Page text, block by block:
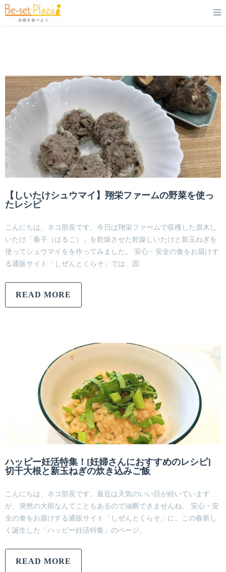
【しいたけシュウマイ】翔栄ファームの野菜を使っ
たレシピ
こんにちは、ネコ部長です。今日は翔栄ファームで収穫した原木し
いたけ「春子（はるこ）」を乾燥させた乾燥しいたけと新玉ねぎを
使ってシュウマイをを作ってみました。 安心・安全の食をお届けす
る通販サイト「しぜんとくらそ」では、固
READ MORE
ハッピー妊活特集！[妊婦さんにおすすめのレシピ]
切干大根と新玉ねぎの炊き込みご飯
こんにちは、ネコ部長です。最近は天気のいい日が続いています
が、突然の大雨なんてこともあるので油断できませんね。 安心・安
全の食をお届けする通販サイト「しぜんとくらそ」に、この春新し
く誕生した「ハッピー妊活特集」のページ、
READ MORE